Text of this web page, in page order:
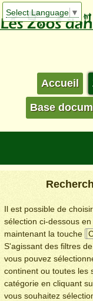
Select Language ▼
Accueil
Base
Il est possible de
sélection ci-dessous
maintenant la touche
S'agissant des filtres
vous pouvez
continent ou toutes les
catégorie en cliquant
vous souhaitez